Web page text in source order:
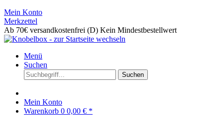
Mein Konto
Merkzettel
Ab 70€ versandkostenfrei (D) Kein Mindestbestellwert
Menü
Suchen
Suchen
Mein Konto
Warenkorb 0 0,00 € *